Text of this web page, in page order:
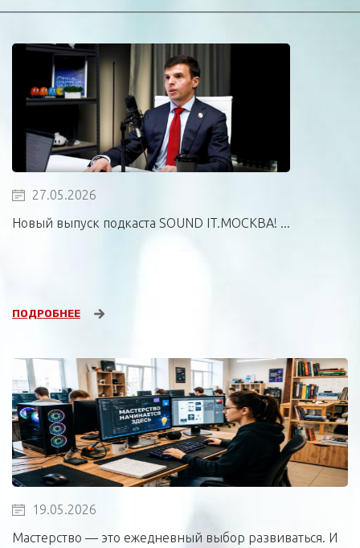
27.05.2026
Новый выпуск подкаста SOUND IT.МОСКВА! ...
ПОДРОБНЕЕ
19.05.2026
Мастерство — это ежедневный выбор развиваться. И